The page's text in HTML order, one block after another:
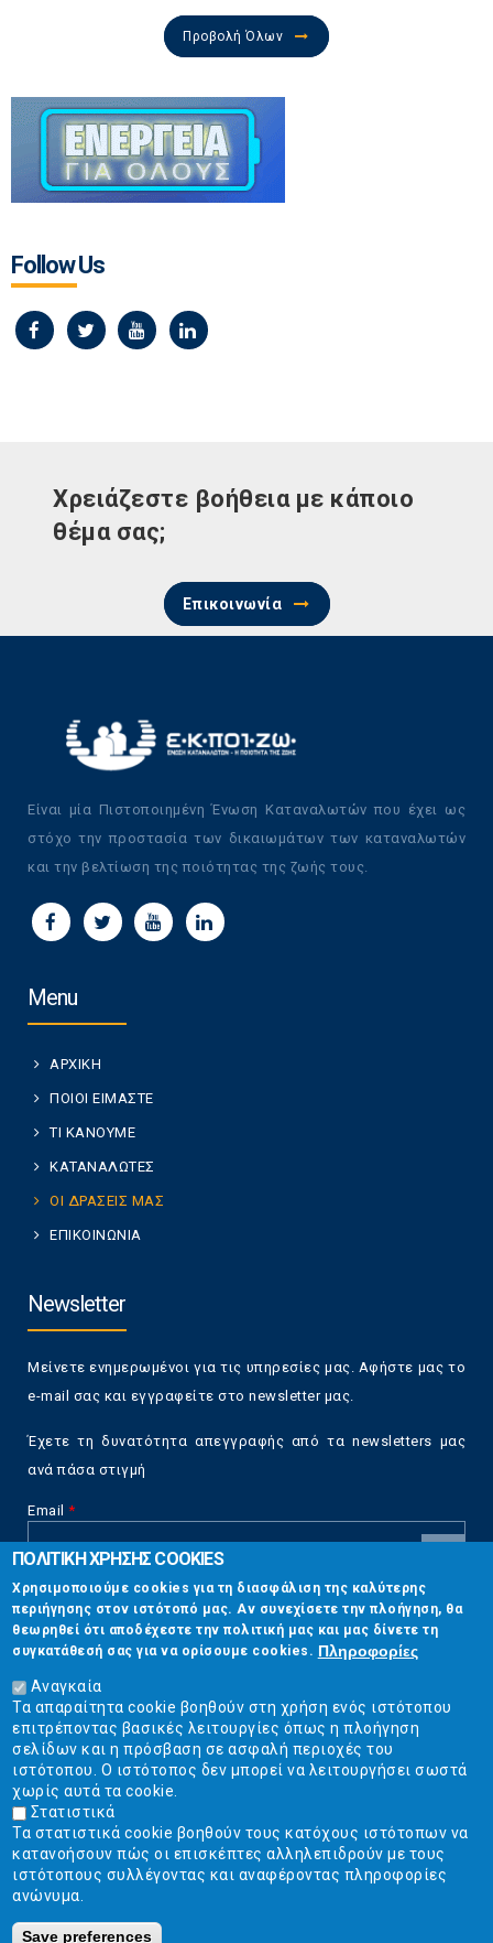
Προβολή Όλων
Follow Us
Χρειάζεστε βοήθεια με κάποιο
θέμα σας;
Επικοινωνία
Είναι μία Πιστοποιημένη Ένωση Καταναλωτών που έχει ως
στόχο την προστασία των δικαιωμάτων των καταναλωτών
και την βελτίωση της ποιότητας της ζωής τους.
Menu
ΑΡΧΙΚΗ
ΠΟΙΟΙ ΕΙΜΑΣΤΕ
ΤΙ ΚΑΝΟΥΜΕ
ΚΑΤΑΝΑΛΩΤΕΣ
ΟΙ ΔΡΑΣΕΙΣ ΜΑΣ
ΕΠΙΚΟΙΝΩΝΙΑ
Newsletter
Μείνετε ενημερωμένοι για τις υπηρεσίες μας. Αφήστε μας το
e-mail σας και εγγραφείτε στο newsletter μας.
Έχετε τη δυνατότητα απεγγραφής από τα newsletters μας
ανά πάσα στιγμή
Email *
CAPTCHA
This
question is
for testing
whether or
not you are a
human visitor
and to
prevent
automated
spam
submissions.
5+2
Επικοινωνία
Στουρνάρη 17, Αθήνα 10683
2103304444
info@ekpizo.gr
www.ekpizo.gr
Δευ - Πεμ:10:00 πμ - 2:00 μμ
Σάβ - Κυρ: Κλειστά
ΠΟΛΙΤΙΚΗ ΧΡΗΣΗΣ COOKIES
Χρησιμοποιούμε cookies για τη διασφάλιση της καλύτερης
περιήγησης στον ιστότοπό μας. Αν συνεχίσετε την πλοήγηση, θα
θεωρηθεί ότι αποδέχεστε την πολιτική μας και μας δίνετε τη
συγκατάθεσή σας για να ορίσουμε cookies. Πληροφορίες
Αναγκαία
Τα απαραίτητα cookie βοηθούν στη χρήση ενός ιστότοπου
επιτρέποντας βασικές λειτουργίες όπως η πλοήγηση
σελίδων και η πρόσβαση σε ασφαλή περιοχές του
ιστότοπου. Ο ιστότοπος δεν μπορεί να λειτουργήσει σωστά
χωρίς αυτά τα cookie.
Στατιστικά
Τα στατιστικά cookie βοηθούν τους κατόχους ιστότοπων να
κατανοήσουν πώς οι επισκέπτες αλληλεπιδρούν με τους
ιστότοπους συλλέγοντας και αναφέροντας πληροφορίες
ανώνυμα.
Save preferences